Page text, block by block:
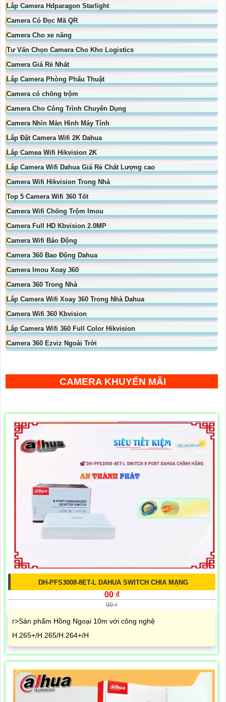
Lắp Camera Hdparagon Starlight
Camera Có Đọc Mã QR
Camera Cho xe nâng
Tư Vấn Chọn Camera Cho Kho Logistics
Camera Giá Rẻ Nhất
Lắp Camera Phòng Phẩu Thuật
Camera có chống trộm
Camera Cho Công Trình Chuyên Dụng
Camera Nhìn Màn Hình Máy Tính
Lắp Đặt Camera Wifi 2K Dahua
Lắp Camea Wifi Hikvision 2K
Lắp Camera Wifi Dahua Giá Rẻ Chất Lượng cao
Camera Wifi Hikvision Trong Nhà
Top 5 Camera Wifi 360 Tốt
Camera Wifi Chống Trộm Imou
Camera Full HD Kbvision 2.0MP
Camera Wifi Báo Động
Camera 360 Bao Động Dahua
Camera Imou Xoay 360
Camera 360 Trong Nhà
Lắp Camera Wifi Xoay 360 Trong Nhà Dahua
Camera Wifi 360 Kbvision
Lắp Camera Wifi 360 Full Color Hikvision
Camera 360 Ezviz Ngoài Trời
CAMERA KHUYẾN MÃI
DH-PFS3008-8ET-L DAHUA SWITCH CHIA MẠNG
00 ₫
00 ₫
r>Sản phẩm Hồng Ngoại 10m với công nghệ
H.265+/H.265/H.264+/H